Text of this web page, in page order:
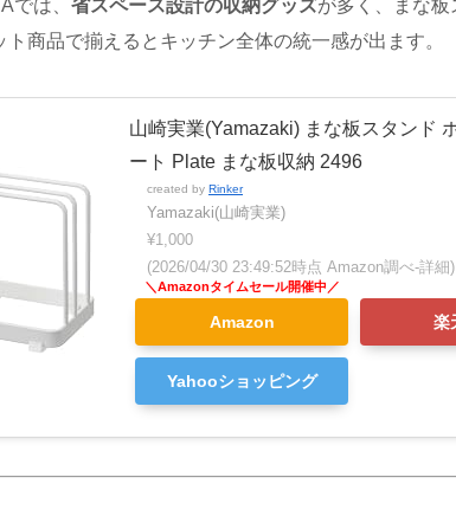
では、 省スペース設計の収納グッズが多く、まな板
ト商品で揃えるとキッチン全体の統一感が出ます。
山崎実業(Yamazaki) まな板スタンド
ート Plate まな板収納 2496
created by Rinker
Yamazaki(山崎実業)
¥1,000
(2026/04/30 23:49:52時点 Amazon調べ-詳細)
Amazon 楽
Yahooショッピング